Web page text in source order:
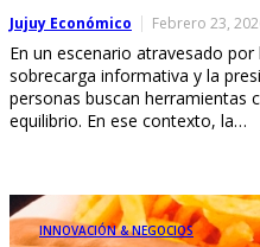
Jujuy Económico Febrero 23,
En un escenario atravesado
sobrecarga informativa y la
personas buscan herramientas
equilibrio. En ese contexto, la…
INNOVACIÓN & NEGOCIOS